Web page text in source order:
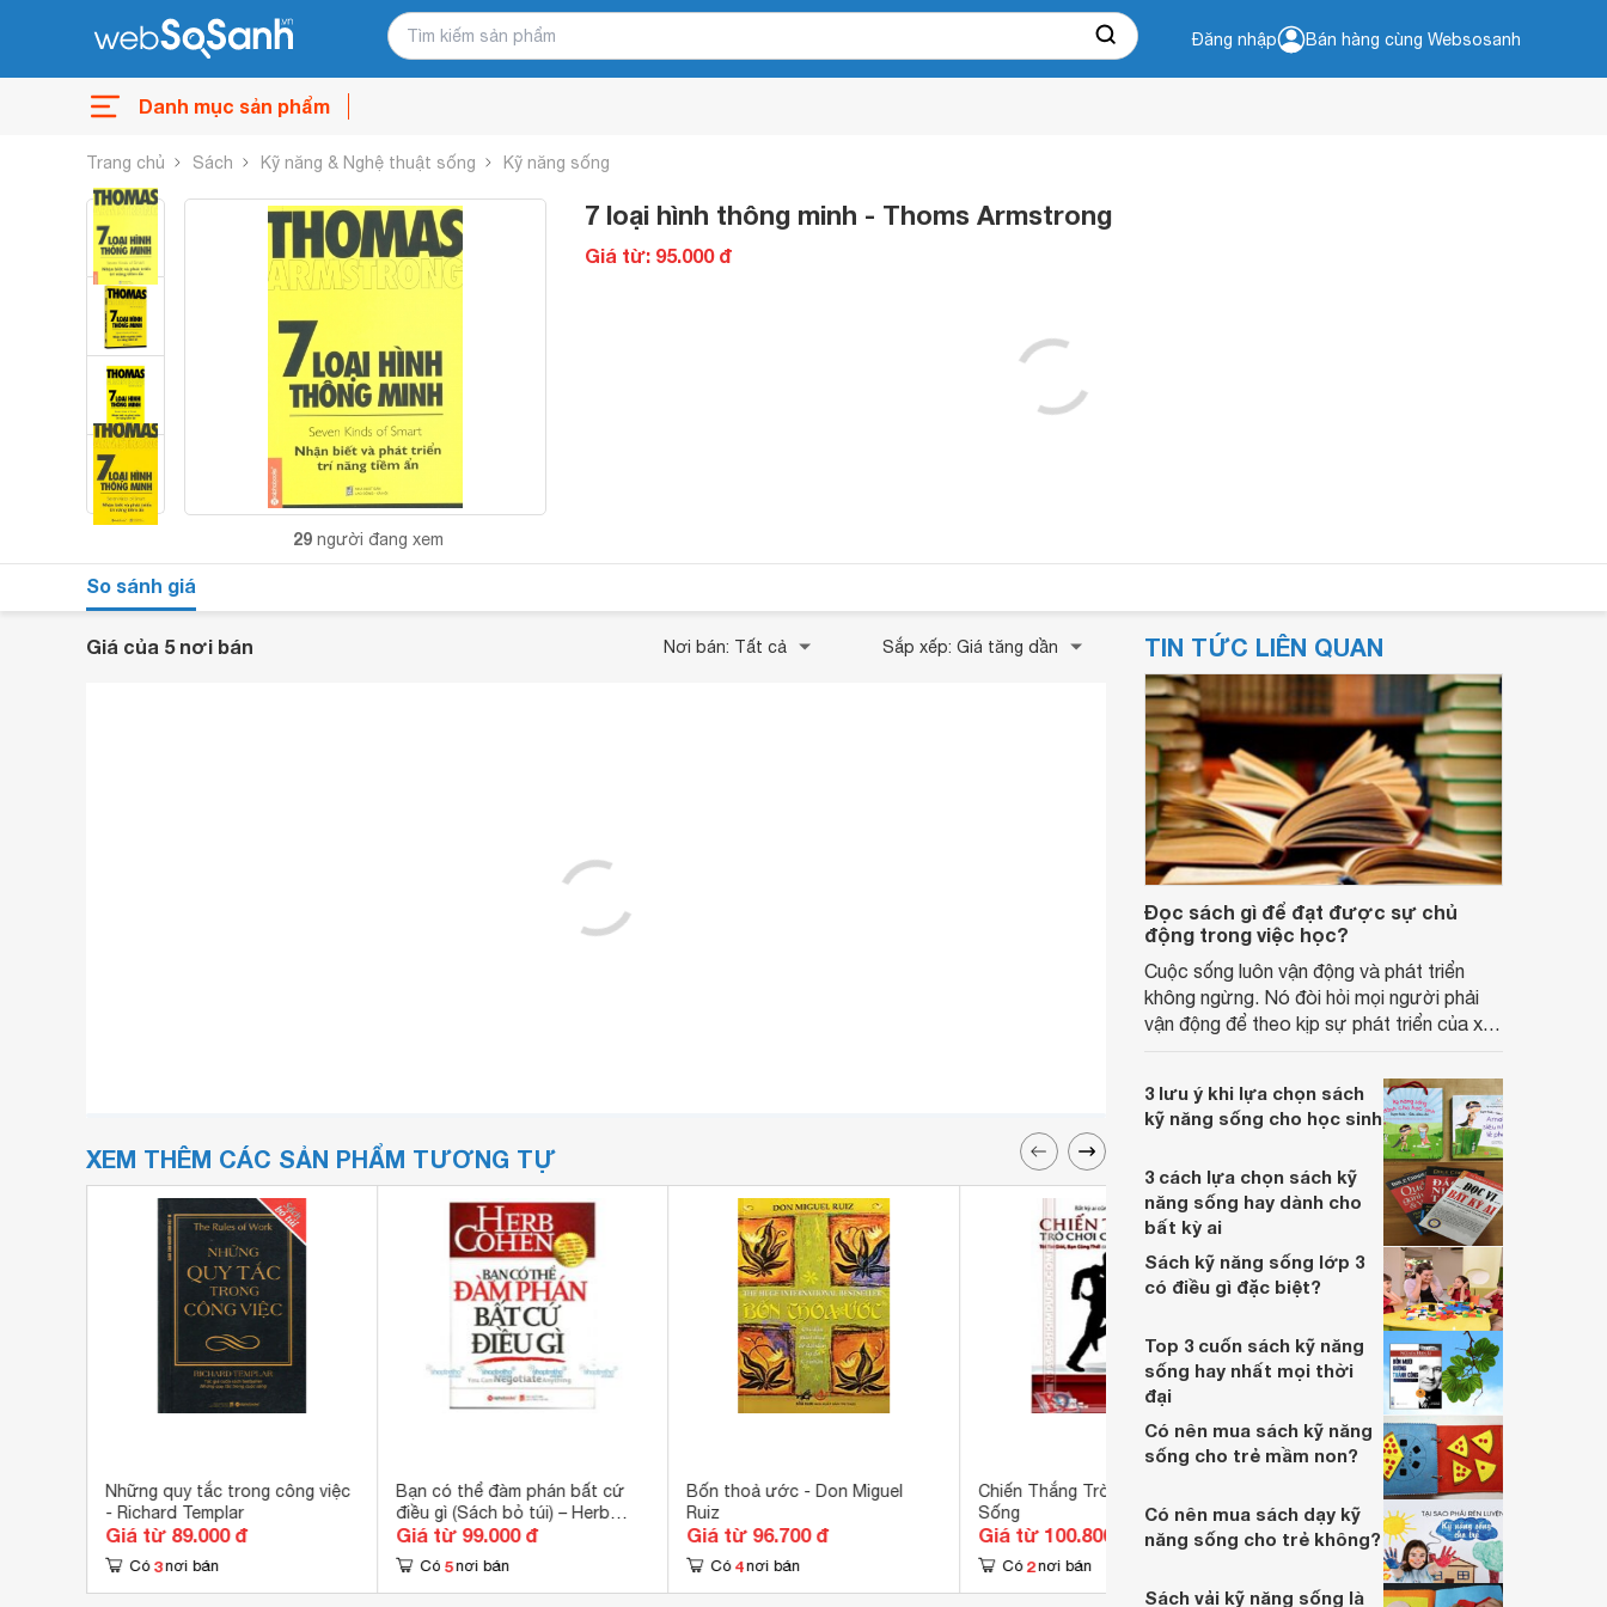
Đăng nhập Bán hàng cùng Websosanh
Danh mục sản phẩm
Trang chủ Sách Kỹ năng & Nghệ thuật sống Kỹ năng sống
29 người đang xem
7 loại hình thông minh - Thoms Armstrong
Giá từ: 95.000 đ
So sánh giá
Giá của 5 nơi bán Nơi bán: Tất cả Sắp xếp: Giá tăng dần
XEM THÊM CÁC SẢN PHẨM TƯƠNG TỰ
Những quy tắc trong công việc
- Richard Templar
Giá từ 89.000 đ
Có 3 nơi bán
Bạn có thể đàm phán bất cứ
điều gì (Sách bỏ túi) – Herb
Cohen
Giá từ 99.000 đ
Có 5 nơi bán
Bốn thoả ước - Don Miguel
Ruiz
Giá từ 96.700 đ
Có 4 nơi bán
Chiến Thắng Trò Chơi Cuộc
Sống
Giá từ 100.800 đ
Có 2 nơi bán
Viết Lên Hy Vọng
Giá từ 98.730 đ
TIN TỨC LIÊN QUAN
Đọc sách gì để đạt được sự chủ
động trong việc học?
Cuộc sống luôn vận động và phát triển
không ngừng. Nó đòi hỏi mọi người phải
vận động để theo kịp sự phát triển của xã
3 lưu ý khi lựa chọn sách
kỹ năng sống cho học sinh
3 cách lựa chọn sách kỹ
năng sống hay dành cho
bất kỳ ai
Sách kỹ năng sống lớp 3
có điều gì đặc biệt?
Top 3 cuốn sách kỹ năng
sống hay nhất mọi thời
đại
Có nên mua sách kỹ năng
sống cho trẻ mầm non?
Có nên mua sách dạy kỹ
năng sống cho trẻ không?
Sách vải kỹ năng sống là